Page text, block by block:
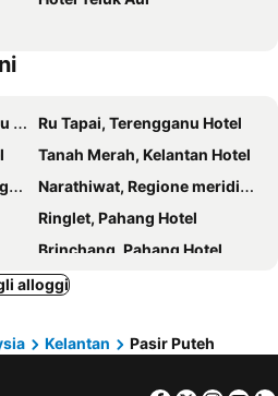
Ru Tapai, Terengganu Hotel
Tanah Merah, Kelantan Hotel
Narathiwat, Regione meridionale Hotel
Ringlet, Pahang Hotel
Brinchang, Pahang Hotel
Kuala Lumpur, Kuala Lumpur Hotel
Teluk Pauh, Terengganu Hotel
alloggi
Kelantan Pasir Puteh